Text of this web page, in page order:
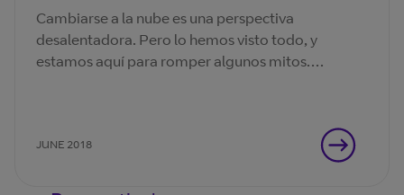
Cambiarse a la nube es una perspectiva
desalentadora. Pero lo hemos visto todo, y
estamos aquí para romper algunos mitos.
JUNE 2018